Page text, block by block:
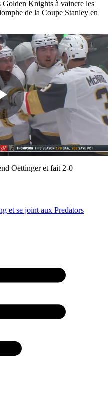
Golden Knights à vaincre les
de la Coupe Stanley en
Play
Video
Oettinger et fait 2-0